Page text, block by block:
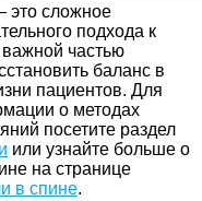
это сложное
подхода к
частью
баланс в
пациентов. Для
о методах
посетите раздел
или узнайте больше о
на странице
в спине.